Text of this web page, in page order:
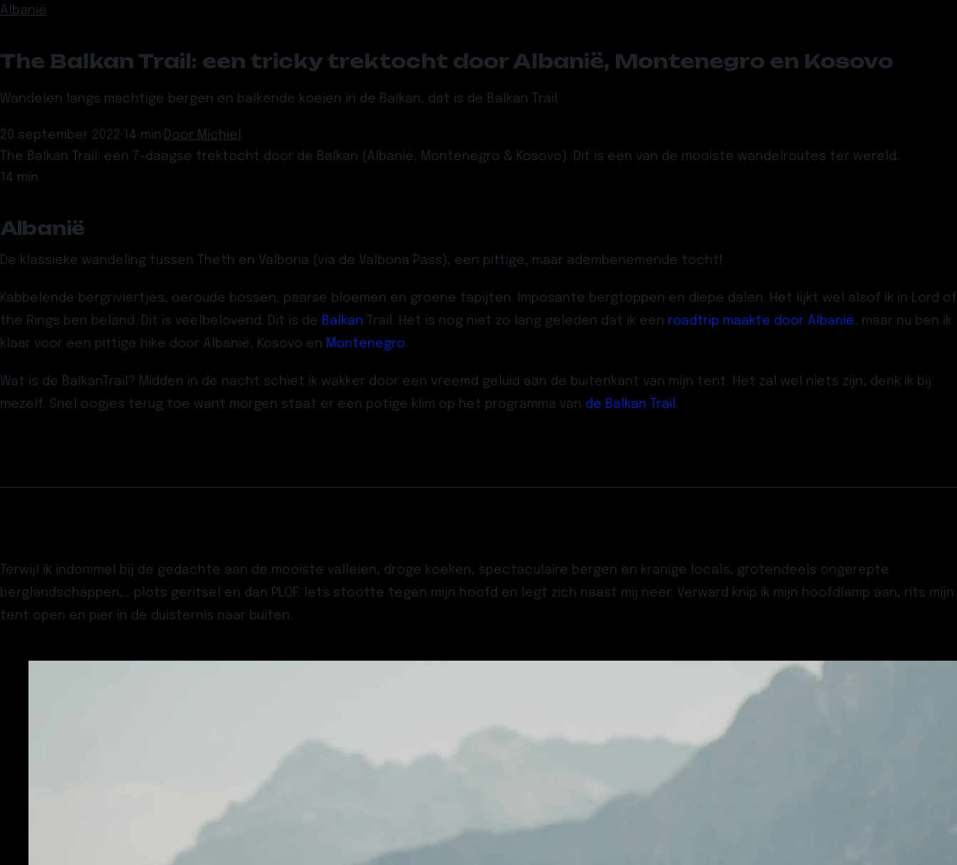
Albanië
The Balkan Trail: een tricky trektocht door Albanië, Montenegro en Kosovo
Wandelen langs machtige bergen en balkende koeien in de Balkan, dat is de Balkan Trail
20 september 2022· 14 min· Door Michiel
The Balkan Trail: een 7-daagse trektocht door de Balkan (Albanië, Montenegro & Kosovo). Dit is een van de mooiste wandelroutes ter wereld.
14 min
Albanië
De klassieke wandeling tussen Theth en Valbona (via de Valbona Pass), een pittige, maar adembenemende tocht!
Kabbelende bergriviertjes, oeroude bossen, paarse bloemen en groene tapijten. Imposante bergtoppen en diepe dalen. Het lijkt wel alsof ik in Lord of
the Rings ben beland. Dit is veelbelovend. Dit is de Balkan Trail . Het is nog niet zo lang geleden dat ik een roadtrip maakte door Albanië, maar nu ben ik
klaar voor een pittige hike door Albanië, Kosovo en Montenegro.
Wat is de BalkanTrail? Midden in de nacht schiet ik wakker door een vreemd geluid aan de buitenkant van mijn tent. Het zal wel niets zijn, denk ik bij
mezelf. Snel oogjes terug toe want morgen staat er een potige klim op het programma van de Balkan Trail .
Terwijl ik indommel bij de gedachte aan de mooiste valleien, droge koeken, spectaculaire bergen en kranige locals, grotendeels ongerepte
berglandschappen,… plots geritsel en dan PLOF. lets stootte tegen mijn hoofd en legt zich naast mij neer. Verward knip ik mijn hoofdlamp aan, rits mijn
tent open en pier in de duisternis naar buiten.